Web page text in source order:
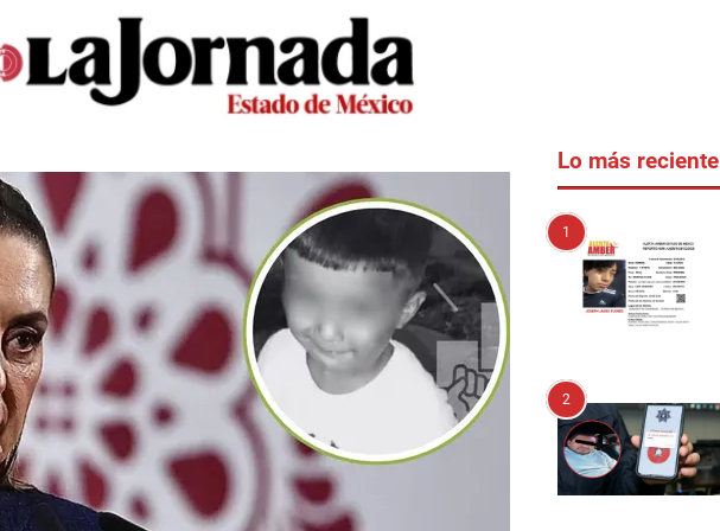
Lo más reciente
1
2